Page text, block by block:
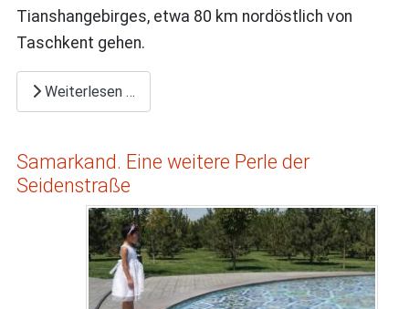
Tianshangebirges, etwa 80 km nordöstlich von
Taschkent gehen.
Weiterlesen …
Samarkand. Eine weitere Perle der
Seidenstraße